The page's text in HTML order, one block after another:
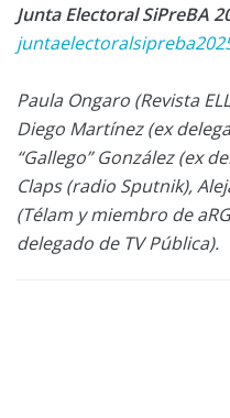
Junta Electoral SiPreBA
Paula Ongaro (Revista
Diego Martínez (ex
“Gallego” González (ex
Claps (radio Sputnik),
(Télam y miembro de
delegado de TV Pública).